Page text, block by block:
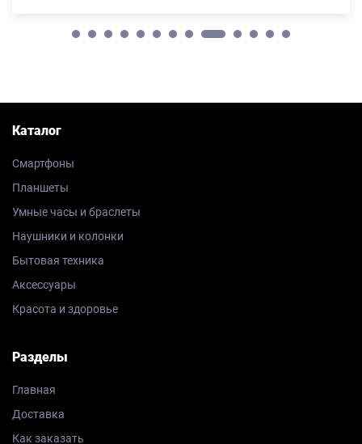
Каталог
Смартфоны
Планшеты
Умные часы и браслеты
Наушники и колонки
Бытовая техника
Аксессуары
Красота и здоровье
Разделы
Главная
Доставка
Как заказать